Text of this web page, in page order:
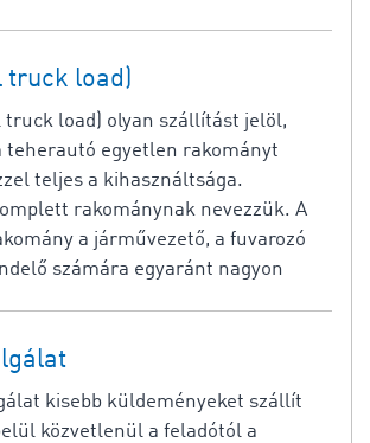
truck load)
truck load) olyan szállítást jelöl,
teherautó egyetlen rakományt
teljes a kihasználtsága.
rakománynak nevezzük. A
a járművezető, a fuvarozó
számára egyaránt nagyon
kisebb küldeményeket szállít
közvetlenül a feladótól a